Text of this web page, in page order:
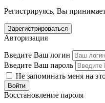
Регистрируясь, Вы
Авторизация
Введите Ваш логин
Введите Ваш пароль
Не запоминать меня на
Восстановление пароля